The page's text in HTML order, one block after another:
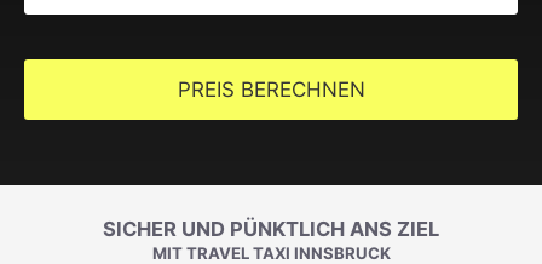
PREIS BERECHNEN
SICHER UND PÜNKTLICH ANS ZIEL
MIT TRAVEL TAXI INNSBRUCK